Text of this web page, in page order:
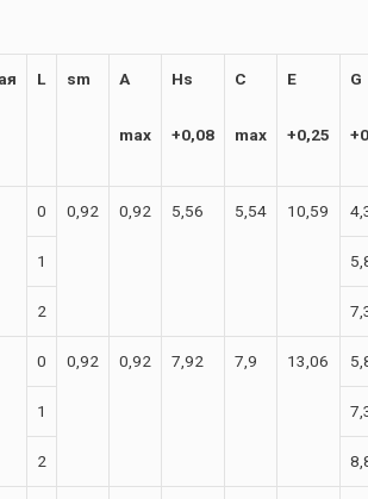
L sm A
max
Hs
+0,08
C
max
E
+0,25
G
0 0,92 0,92 5,56 5,54 10,59
1
2
0 0,92 0,92 7,92 7,9 13,06
1
2